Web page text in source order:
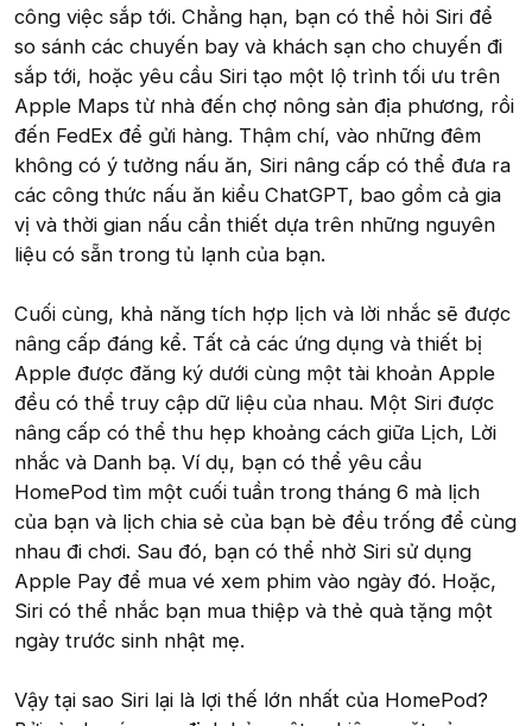
công việc sắp tới. Chẳng hạn, bạn có thể hỏi Siri để
so sánh các chuyến bay và khách sạn cho chuyến đi
sắp tới, hoặc yêu cầu Siri tạo một lộ trình tối ưu trên
Apple Maps từ nhà đến chợ nông sản địa phương, rồi
đến FedEx để gửi hàng. Thậm chí, vào những đêm
không có ý tưởng nấu ăn, Siri nâng cấp có thể đưa ra
các công thức nấu ăn kiểu ChatGPT, bao gồm cả gia
vị và thời gian nấu cần thiết dựa trên những nguyên
liệu có sẵn trong tủ lạnh của bạn.
Cuối cùng, khả năng tích hợp lịch và lời nhắc sẽ được
nâng cấp đáng kể. Tất cả các ứng dụng và thiết bị
Apple được đăng ký dưới cùng một tài khoản Apple
đều có thể truy cập dữ liệu của nhau. Một Siri được
nâng cấp có thể thu hẹp khoảng cách giữa Lịch, Lời
nhắc và Danh bạ. Ví dụ, bạn có thể yêu cầu
HomePod tìm một cuối tuần trong tháng 6 mà lịch
của bạn và lịch chia sẻ của bạn bè đều trống để cùng
nhau đi chơi. Sau đó, bạn có thể nhờ Siri sử dụng
Apple Pay để mua vé xem phim vào ngày đó. Hoặc,
Siri có thể nhắc bạn mua thiệp và thẻ quà tặng một
ngày trước sinh nhật mẹ.
Vậy tại sao Siri lại là lợi thế lớn nhất của HomePod?